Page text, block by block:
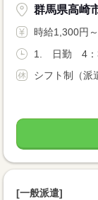
群馬県高崎
時給1,300円～
1. 日勤 4：
シフト制（派
[一般派遣]